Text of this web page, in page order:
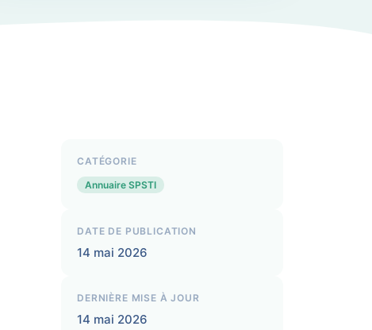
CATÉGORIE
Annuaire SPSTI
DATE DE PUBLICATION
14 mai 2026
DERNIÈRE MISE À JOUR
14 mai 2026